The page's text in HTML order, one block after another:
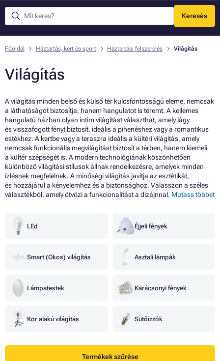
Keresés
Menü
Főoldal Háztartás, kert és sport Háztartási felszerelés Világítás
Világítás
A világítás minden belső és külső tér kulcsfontosságú eleme, nemcsak
a láthatóságot biztosítja, hanem hangulatot is teremt. A kellemes
hangulatú házban olyan intim világítást választhat, amely lágy
és visszafogott fényt biztosít, ideális a pihenéshez vagy a romantikus
estékhez. A kertbe vagy a teraszra ideális a kültéri világítás, amely
nemcsak funkcionális megvilágítást biztosít a térben, hanem kiemeli
a kültér szépségét is. A modern technológiának köszönhetően
különböző világítási stílusok állnak rendelkezésre, amelyek minden
ízlésnek megfelelnek. A minőségi világítás javítja az esztétikát,
és hozzájárul a kényelemhez és a biztonsághoz. Válasszon a széles
választékból, amely ötvözi a funkcionalitást a dizájnnal. Mutass többet
LEd Éjjeli fények
Smart (Okos) világítás Asztali lámpák
Lámpatestek Karácsonyi fények
Kör alakú világítás Sütőizzók
Termékek szűrése